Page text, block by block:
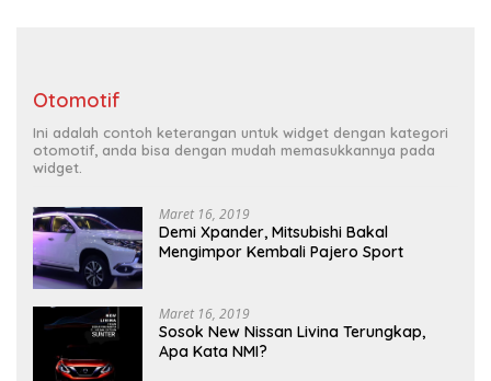
Otomotif
Ini adalah contoh keterangan untuk widget dengan kategori
otomotif, anda bisa dengan mudah memasukkannya pada
widget.
Maret 16, 2019
Demi Xpander, Mitsubishi Bakal
Mengimpor Kembali Pajero Sport
Maret 16, 2019
Sosok New Nissan Livina Terungkap,
Apa Kata NMI?